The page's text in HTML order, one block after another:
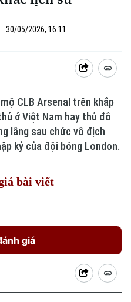
30/05/2026, 16:11
CLB Arsenal trên khắp
ở Việt Nam hay thủ đô
lâng sau chức vô địch
kỷ của đội bóng London.
bài viết
giá